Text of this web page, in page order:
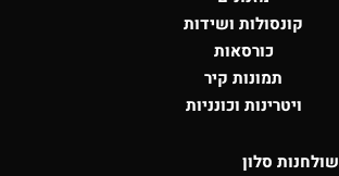
קונסולות ושידות
כורסאות
תמונות קיר
ויטרינות וכונניות
שולחנות סלון